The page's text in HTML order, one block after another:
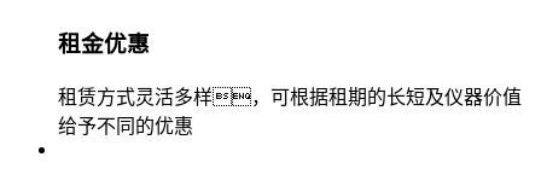
租金优惠
租赁方式灵活多样，可根据租期的长短及仪器价值
给予不同的优惠